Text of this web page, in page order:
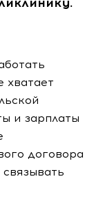
хватает
и зарплаты
договора